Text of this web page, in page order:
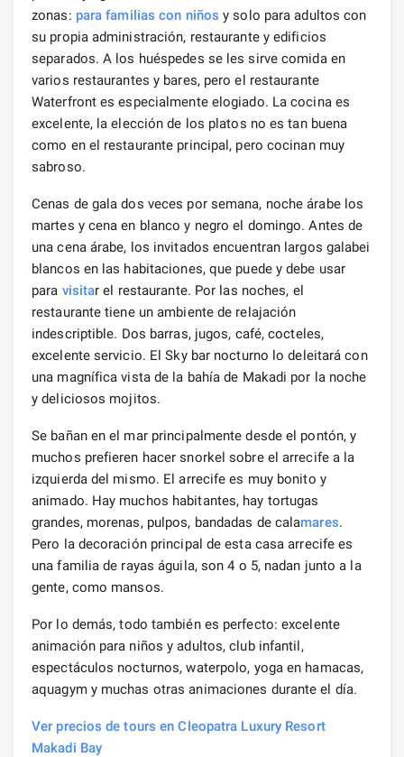
zonas: para familias con niños y solo para adultos con
su propia administración, restaurante y edificios
separados. A los huéspedes se les sirve comida en
varios restaurantes y bares, pero el restaurante
Waterfront es especialmente elogiado. La cocina es
excelente, la elección de los platos no es tan buena
como en el restaurante principal, pero cocinan muy
sabroso.
Cenas de gala dos veces por semana, noche árabe los
martes y cena en blanco y negro el domingo. Antes de
una cena árabe, los invitados encuentran largos galabei
blancos en las habitaciones, que puede y debe usar
para visitar el restaurante. Por las noches, el
restaurante tiene un ambiente de relajación
indescriptible. Dos barras, jugos, café, cocteles,
excelente servicio. El Sky bar nocturno lo deleitará con
una magnífica vista de la bahía de Makadi por la noche
y deliciosos mojitos.
Se bañan en el mar principalmente desde el pontón, y
muchos prefieren hacer snorkel sobre el arrecife a la
izquierda del mismo. El arrecife es muy bonito y
animado. Hay muchos habitantes, hay tortugas
grandes, morenas, pulpos, bandadas de calamares.
Pero la decoración principal de esta casa arrecife es
una familia de rayas águila, son 4 o 5, nadan junto a la
gente, como mansos.
Por lo demás, todo también es perfecto: excelente
animación para niños y adultos, club infantil,
espectáculos nocturnos, waterpolo, yoga en hamacas,
aquagym y muchas otras animaciones durante el día.
Ver precios de tours en Cleopatra Luxury Resort
Makadi Bay